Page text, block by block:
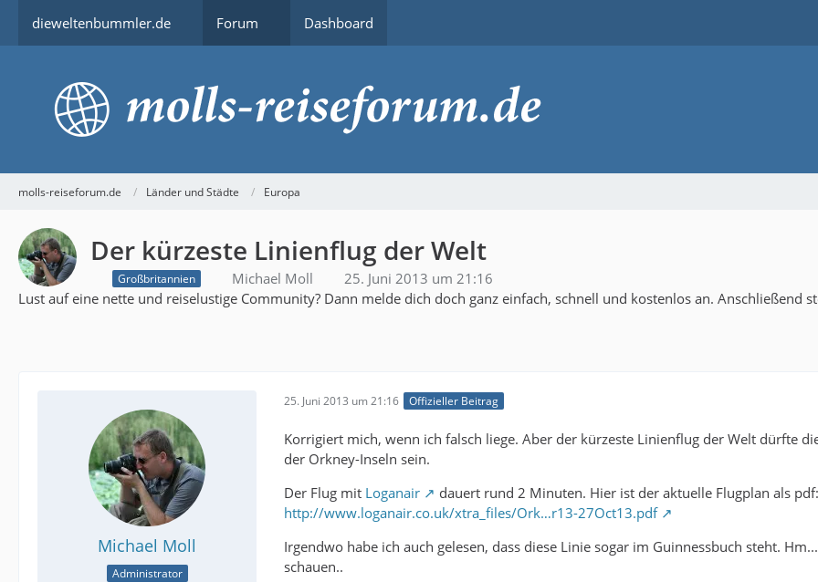
dieweltenbummler.de Forum Dashboard
molls-reiseforum.de Länder und Städte Europa
Der kürzeste Linienflug der Welt
Großbritannien Michael Moll
25. Juni 2013 um 21:16
Lust auf eine nette und reiselustige Community? Dann melde dich doch ganz einfach, schnell und kostenlos an. Anschließend
Michael Moll
Administrator
25. Juni 2013 um 21:16 Offizieller Beitrag
Korrigiert mich, wenn ich falsch liege. Aber der kürzeste Linienflug der Welt dürfte
der Orkney-Inseln sein.
Der Flug mit Loganair
dauert rund 2 Minuten. Hier ist der aktuelle Flugplan als pdf:
http://www.loganair.co.uk/xtra_files/Ork…r13-27Oct13.pdf
Irgendwo habe ich auch gelesen, dass diese Linie sogar im Guinnessbuch steht.
schauen..